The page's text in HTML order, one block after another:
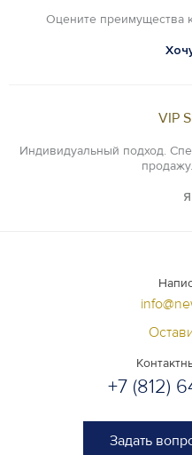
Оцените преимущества
VIP
Индивидуальный подход.
+7 (812)
Задать